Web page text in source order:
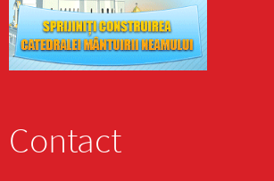
Contact